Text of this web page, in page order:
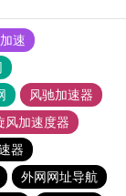
速
风驰加速器
风加速度器
器
外网网址导航